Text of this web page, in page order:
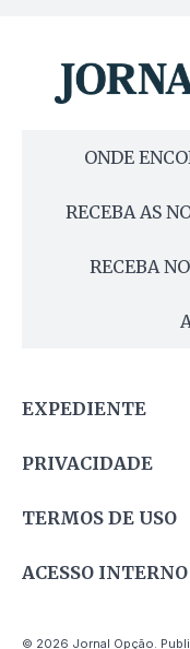
ONDE
RECEBA AS
RECEBA
EXPEDIENTE
PRIVACIDADE
TERMOS DE USO
ACESSO INTERNO
© 2026 Jornal Opção.